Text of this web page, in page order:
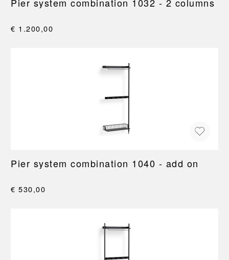
€ 1.200,00
Pier system combination 1040 - add on
€ 530,00